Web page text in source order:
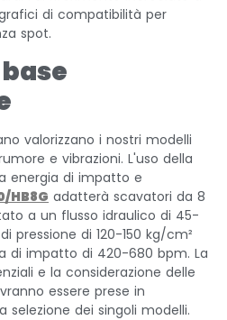
di compatibilità per
spot.
valorizzano i nostri modelli
e vibrazioni. L'uso della
energia di impatto e
HB8G adatterà scavatori da 8
a un flusso idraulico di 45-
pressione di 120-150 kg/cm²
di impatto di 420-680 bpm. La
e la considerazione delle
essere prese in
selezione dei singoli modelli.